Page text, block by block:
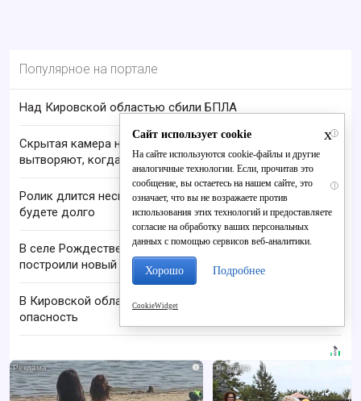
Популярное на портале
Над Кировской областью сбили БПЛА
i
Скрытая камера на пляже Крыма: Что люди
вытворяют, когда их не видят...
i
Ролик длится несколько секунд, а смеяться вы
будете долго
В селе Рождественском семье учителей
построили новый дом
В Кировской области отменили ракетную
опасность
i
x
Сайт использует cookie
На сайте используются cookie-файлы и другие
аналогичные технологии. Если, прочитав это
сообщение, вы остаетесь на нашем сайте, это
означает, что вы не возражаете против
использования этих технологий и предоставляете
согласие на обработку ваших персональных
данных с помощью сервисов веб-аналитики.
Хорошо Подробнее
CookieWidget